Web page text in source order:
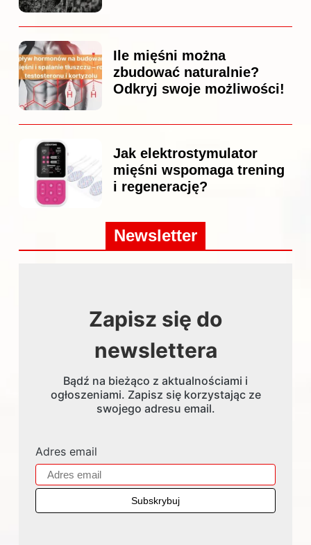
Ile mięśni można
zbudować naturalnie?
Odkryj swoje możliwości!
Jak elektrostymulator
mięśni wspomaga trening
i regenerację?
Newsletter
Zapisz się do
newslettera
Bądź na bieżąco z aktualnościami i
ogłoszeniami. Zapisz się korzystając ze
swojego adresu email.
Adres email